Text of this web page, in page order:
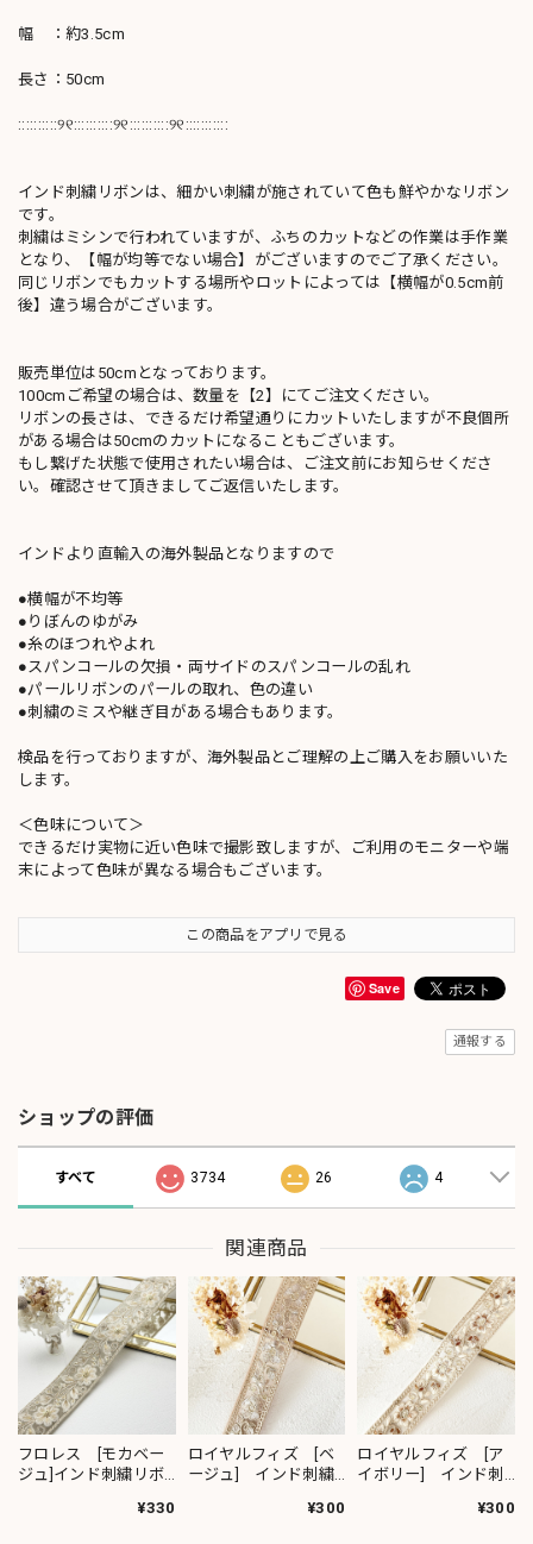
幅 ：約3.5cm
長さ：50cm
::::::::::୨୧::::::::::୨୧::::::::::୨୧:::::::::::
インド刺繍リボンは、細かい刺繍が施されていて色も鮮やかなリボン
です。
刺繍はミシンで行われていますが、ふちのカットなどの作業は手作業
となり、【幅が均等でない場合】がございますのでご了承ください。
同じリボンでもカットする場所やロットによっては【横幅が0.5cm前
後】違う場合がございます。
販売単位は50cmとなっております。
100cmご希望の場合は、数量を【2】にてご注文ください。
リボンの長さは、できるだけ希望通りにカットいたしますが不良個所
がある場合は50cmのカットになることもございます。
もし繋げた状態で使用されたい場合は、ご注文前にお知らせくださ
い。確認させて頂きましてご返信いたします。
インドより直輸入の海外製品となりますので
●横幅が不均等
●りぼんのゆがみ
●糸のほつれやよれ
●スパンコールの欠損・両サイドのスパンコールの乱れ
●パールリボンのパールの取れ、色の違い
●刺繍のミスや継ぎ目がある場合もあります。
検品を行っておりますが、海外製品とご理解の上ご購入をお願いいた
します。
＜色味について＞
できるだけ実物に近い色味で撮影致しますが、ご利用のモニターや端
末によって色味が異なる場合もございます。
この商品をアプリで見る
Save
通報する
ショップの評価
すべて 3734 26 4
関連商品
フロレス [モカベー
ジュ]インド刺繍リボ
¥330
ロイヤルフィズ [ベ
ージュ] インド刺繍
¥300
ロイヤルフィズ [ア
イボリー] インド刺
¥300